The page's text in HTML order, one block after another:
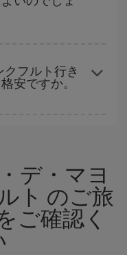
利用可能な残数に応じ
には早い時期でのご購入
フルト行き
安ですか。
デ・マヨ
ト のご旅
ご確認く